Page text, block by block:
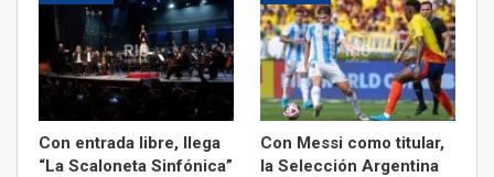
Con entrada libre, llega
“La Scaloneta Sinfónica”
Con Messi como titular,
la Selección Argentina